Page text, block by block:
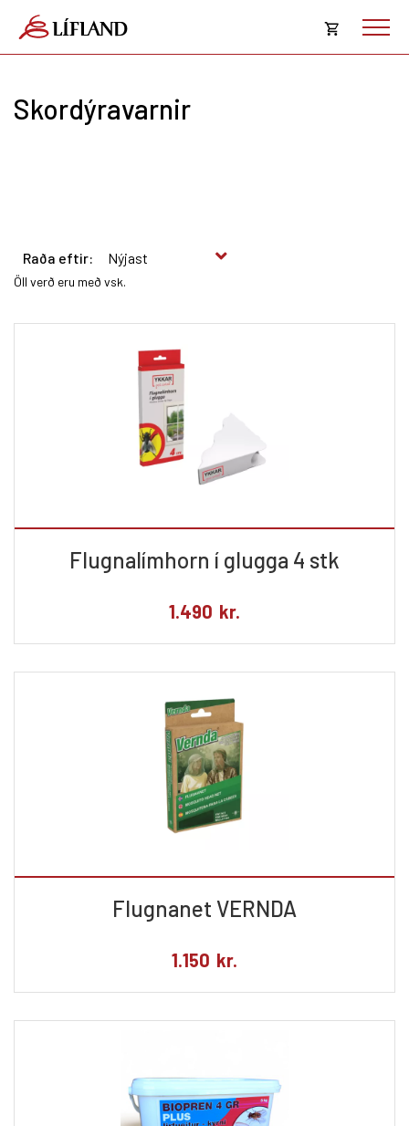
Opna
Karfan þín
Skordýravarnir
Öll verð eru með vsk.
Raða eftir:
Flugnalímhorn í glugga 4 stk
1.490 kr.
Flugnanet VERNDA
1.150 kr.